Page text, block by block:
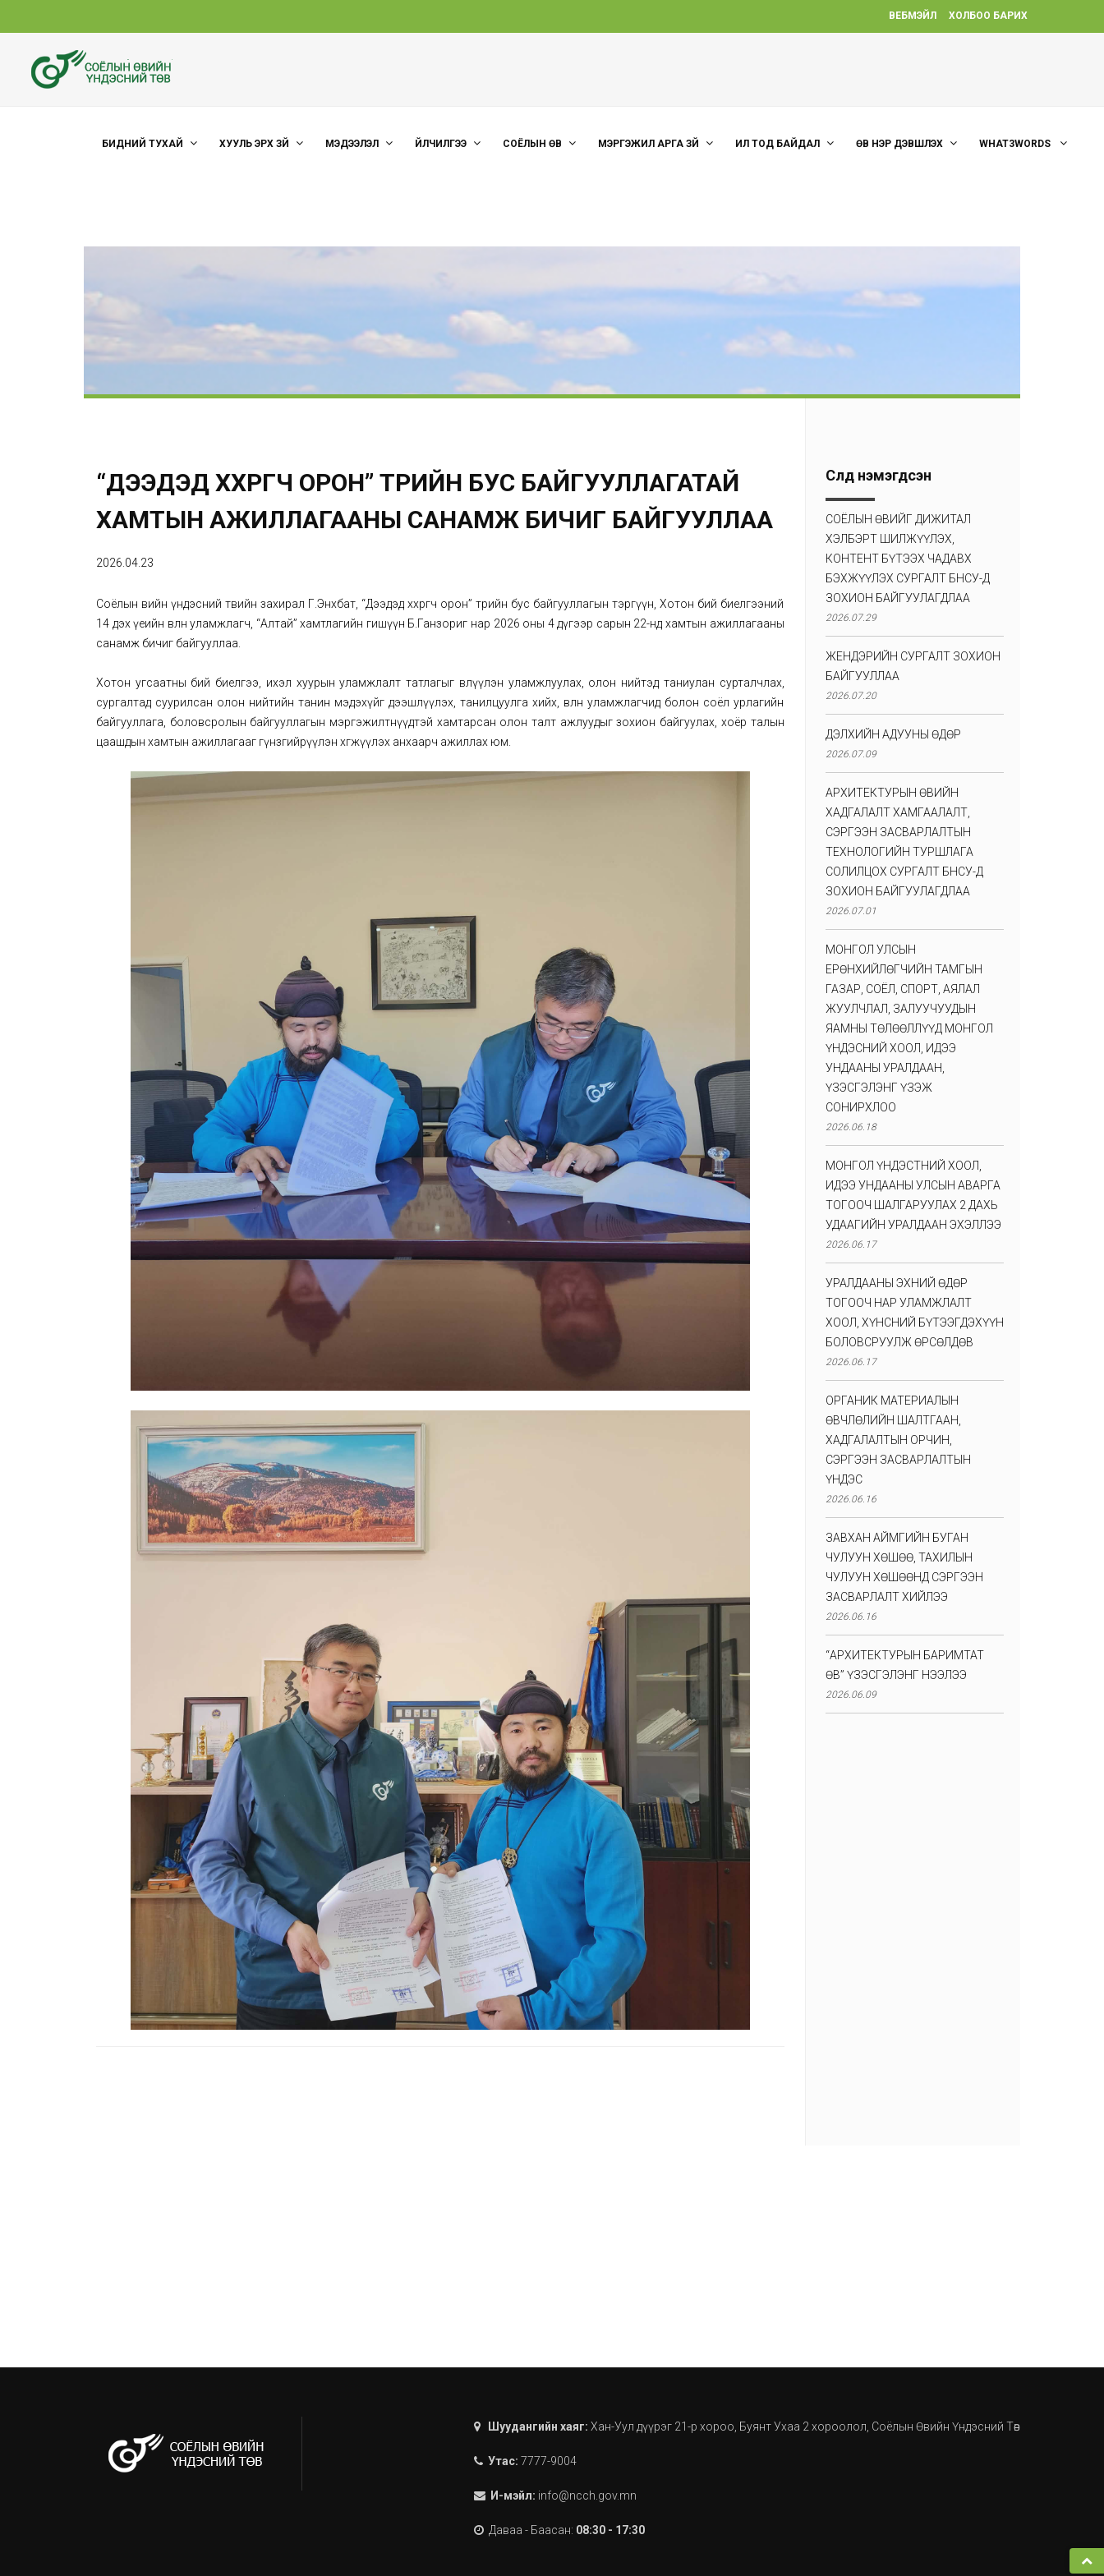
ВЕБМЭЙЛ ХОЛБОО БАРИХ
БИДНИЙ ТУХАЙ ХУУЛЬ ЭРХ ЗҮЙ МЭДЭЭЛЭЛ ҮЙЛЧИЛГЭЭ СОЁЛЫН ӨВ МЭРГЭЖИЛ АРГА ЗҮЙ ИЛ ТОД БАЙДАЛ ӨВ НЭР ДЭВШҮҮЛЭХ WHAT3WORDS
“ДЭЭДЭД ХӨХРӨГЧ ОРОН” ТӨРИЙН БУС БАЙГУУЛЛАГАТАЙ
ХАМТЫН АЖИЛЛАГААНЫ САНАМЖ БИЧИГ БАЙГУУЛЛАА
2026.04.23
Соёлын өвийн үндэсний төвийн захирал Г.Энхбат, “Дээдэд хөхрөгч орон” төрийн бус байгууллагын тэргүүн, Хотон бий биелгээний
14 дэх үеийн өвлөн уламжлагч, “Алтай” хамтлагийн гишүүн Б.Ганзориг нар 2026 оны 4 дүгээр сарын 22-нд хамтын ажиллагааны
санамж бичиг байгууллаа.
Хотон угсаатны бий биелгээ, ихэл хуурын уламжлалт татлагыг өвлүүлэн уламжлуулах, олон нийтэд таниулан сурталчлах,
сургалтад суурилсан олон нийтийн танин мэдэхүйг дээшлүүлэх, танилцуулга хийх, өвлөн уламжлагчид болон соёл урлагийн
байгууллага, боловсролын байгууллагын мэргэжилтнүүдтэй хамтарсан олон талт ажлуудыг зохион байгуулах, хоёр талын
цаашдын хамтын ажиллагааг гүнзгийрүүлэн хөгжүүлэх анхаарч ажиллах юм.
Сүүлд нэмэгдсэн
СОЁЛЫН ӨВИЙГ ДИЖИТАЛ
ХЭЛБЭРТ ШИЛЖҮҮЛЭХ,
КОНТЕНТ БҮТЭЭХ ЧАДАВХ
БЭХЖҮҮЛЭХ СУРГАЛТ БНСУ-Д
ЗОХИОН БАЙГУУЛАГДЛАА
2026.07.29
ЖЕНДЭРИЙН СУРГАЛТ ЗОХИОН
БАЙГУУЛЛАА
2026.07.20
ДЭЛХИЙН АДУУНЫ ӨДӨР
2026.07.09
АРХИТЕКТУРЫН ӨВИЙН
ХАДГАЛАЛТ ХАМГААЛАЛТ,
СЭРГЭЭН ЗАСВАРЛАЛТЫН
ТЕХНОЛОГИЙН ТУРШЛАГА
СОЛИЛЦОХ СУРГАЛТ БНСУ-Д
ЗОХИОН БАЙГУУЛАГДЛАА
2026.07.01
МОНГОЛ УЛСЫН
ЕРӨНХИЙЛӨГЧИЙН ТАМГЫН
ГАЗАР, СОЁЛ, СПОРТ, АЯЛАЛ
ЖУУЛЧЛАЛ, ЗАЛУУЧУУДЫН
ЯАМНЫ ТӨЛӨӨЛЛҮҮД МОНГОЛ
ҮНДЭСНИЙ ХООЛ, ИДЭЭ
УНДААНЫ УРАЛДААН,
ҮЗЭСГЭЛЭНГ ҮЗЭЖ
СОНИРХЛОО
2026.06.18
МОНГОЛ ҮНДЭСТНИЙ ХООЛ,
ИДЭЭ УНДААНЫ УЛСЫН АВАРГА
ТОГООЧ ШАЛГАРУУЛАХ 2 ДАХЬ
УДААГИЙН УРАЛДААН ЭХЭЛЛЭЭ
2026.06.17
УРАЛДААНЫ ЭХНИЙ ӨДӨР
ТОГООЧ НАР УЛАМЖЛАЛТ
ХООЛ, ХҮНСНИЙ БҮТЭЭГДЭХҮҮН
БОЛОВСРУУЛЖ ӨРСӨЛДӨВ
2026.06.17
ОРГАНИК МАТЕРИАЛЫН
ӨВЧЛӨЛИЙН ШАЛТГААН,
ХАДГАЛАЛТЫН ОРЧИН,
СЭРГЭЭН ЗАСВАРЛАЛТЫН
ҮНДЭС
2026.06.16
ЗАВХАН АЙМГИЙН БУГАН
ЧУЛУУН ХӨШӨӨ, ТАХИЛЫН
ЧУЛУУН ХӨШӨӨНД СЭРГЭЭН
ЗАСВАРЛАЛТ ХИЙЛЭЭ
2026.06.16
“АРХИТЕКТУРЫН БАРИМТАТ
ӨВ” ҮЗЭСГЭЛЭНГ НЭЭЛЭЭ
2026.06.09
Шуудангийн хаяг: Хан-Уул дүүрэг 21-р хороо, Буянт Ухаа 2 хороолол, Соёлын Өвийн Үндэсний Төв
Утас: 7777-9004
И-мэйл: info@ncch.gov.mn
Даваа - Баасан: 08:30 - 17:30